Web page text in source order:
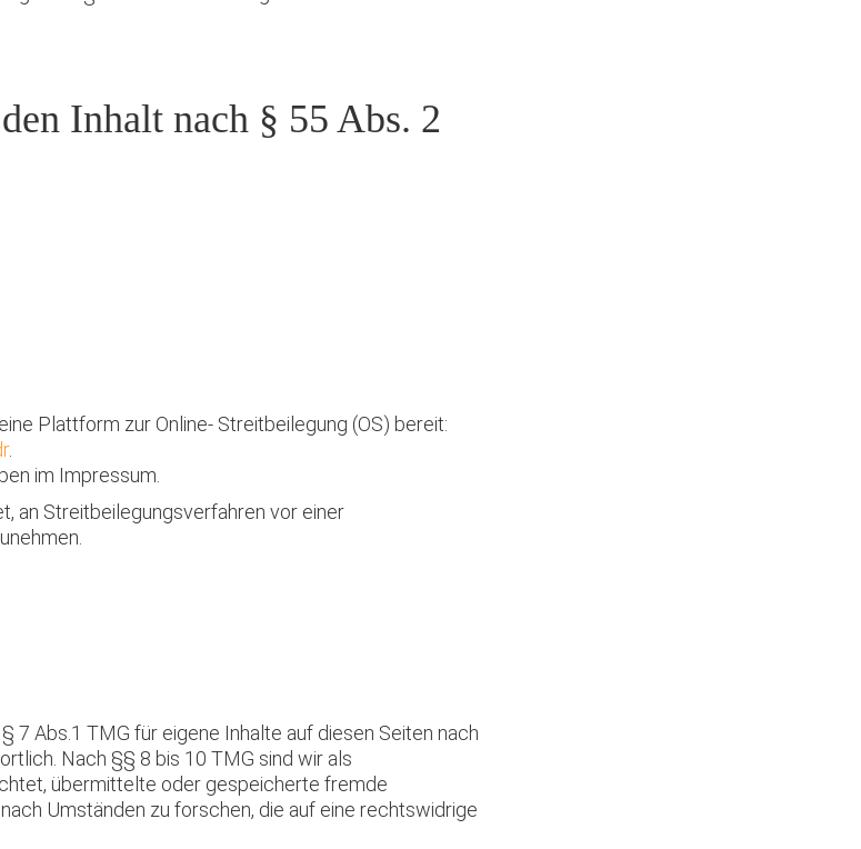
Inhalt nach § 55 Abs. 2
Plattform zur Online- Streitbeilegung (OS) bereit:
.
im Impressum.
an Streitbeilegungsverfahren vor einer
7 Abs.1 TMG für eigene Inhalte auf diesen Seiten nach
Nach §§ 8 bis 10 TMG sind wir als
übermittelte oder gespeicherte fremde
Umständen zu forschen, die auf eine rechtswidrige